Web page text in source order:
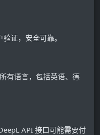
证，安全可靠。
有语言，包括英语、德
API 接口可能需要付